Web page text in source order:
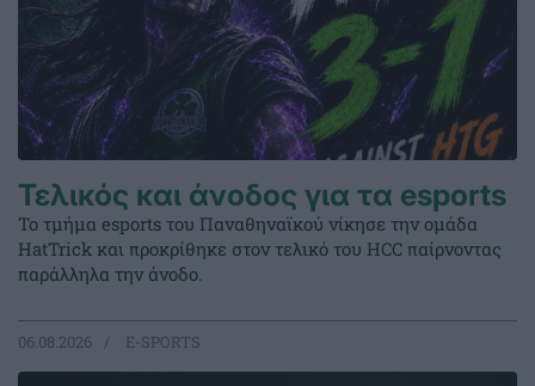
Τελικός και άνοδος για τα esports
Το τμήμα esports του Παναθηναϊκού νίκησε την ομάδα
HatTrick και προκρίθηκε στον τελικό του HCC παίρνοντας
παράλληλα την άνοδο.
06.08.2026 E-SPORTS